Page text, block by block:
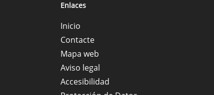
Enlaces
Inicio
Contacte
Mapa web
Aviso legal
Accesibilidad